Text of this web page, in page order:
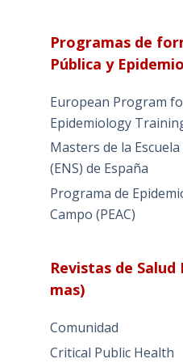
Programas de
Pública y
European Program
Epidemiology
Masters de la
(ENS) de España
Programa de
Campo (PEAC)
Revistas de
mas)
Comunidad
Critical Public Health